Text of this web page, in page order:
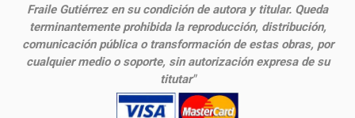
Fraile Gutiérrez en su condición de autora y titular. Queda
terminantemente prohibida la reproducción, distribución,
comunicación pública o transformación de estas obras, por
cualquier medio o soporte, sin autorización expresa de su
titutar"